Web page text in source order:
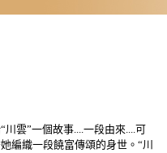
雲”一個故事....一段由來....可
編織一段饒富傳頌的身世。“川